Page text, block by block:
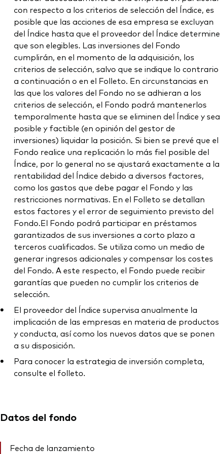
con respecto a los criterios de selección del Índice, es
posible que las acciones de esa empresa se excluyan
del Índice hasta que el proveedor del Índice determine
que son elegibles. Las inversiones del Fondo
cumplirán, en el momento de la adquisición, los
criterios de selección, salvo que se indique lo contrario
a continuación o en el Folleto. En circunstancias en
las que los valores del Fondo no se adhieran a los
criterios de selección, el Fondo podrá mantenerlos
temporalmente hasta que se eliminen del Índice y sea
posible y factible (en opinión del gestor de
inversiones) liquidar la posición. Si bien se prevé que el
Fondo realice una replicación lo más fiel posible del
Índice, por lo general no se ajustará exactamente a la
rentabilidad del Índice debido a diversos factores,
como los gastos que debe pagar el Fondo y las
restricciones normativas. En el Folleto se detallan
estos factores y el error de seguimiento previsto del
Fondo.El Fondo podrá participar en préstamos
garantizados de sus inversiones a corto plazo a
terceros cualificados. Se utiliza como un medio de
generar ingresos adicionales y compensar los costes
del Fondo. A este respecto, el Fondo puede recibir
garantías que pueden no cumplir los criterios de
selección.
El proveedor del Índice supervisa anualmente la
implicación de las empresas en materia de productos
y conducta, así como los nuevos datos que se ponen
a su disposición.
Para conocer la estrategia de inversión completa,
consulte el folleto.
Datos del fondo
Fecha de lanzamiento